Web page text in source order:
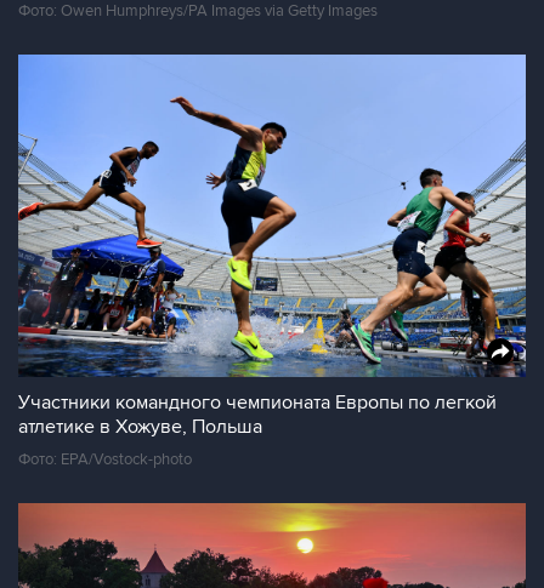
Фото: Owen Humphreys/PA Images via Getty Images
Участники командного чемпионата Европы по легкой
атлетике в Хожуве, Польша
Фото: EPA/Vostock-photo